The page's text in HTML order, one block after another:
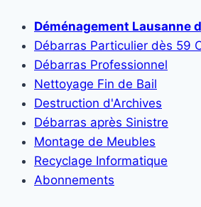
Déménagement Lausanne
Débarras Particulier dès 59
Débarras Professionnel
Nettoyage Fin de Bail
Destruction d'Archives
Débarras après Sinistre
Montage de Meubles
Recyclage Informatique
Abonnements